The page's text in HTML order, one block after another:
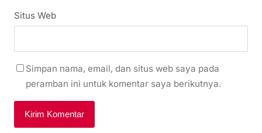
Situs Web
Simpan nama, email, dan situs web saya pada
peramban ini untuk komentar saya berikutnya.